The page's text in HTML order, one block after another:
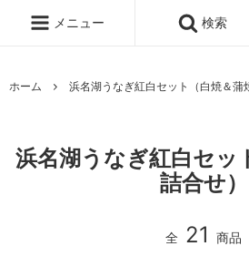
メニュー 検索
ホーム 浜名湖うなぎ紅白セット（白焼＆蒲
浜名湖うなぎ紅白セッ
詰合せ）
全 21 商品